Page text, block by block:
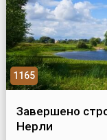
1165
Завершено
Нерли